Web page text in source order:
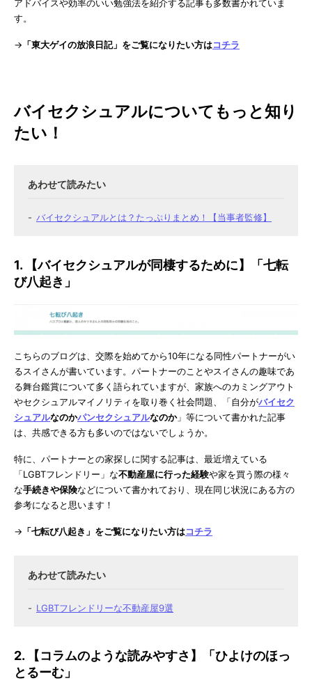
アドバイスや効率のいい勉強法を紹介する記事も多数書かれていま
す。
→ 「東大ゲイの放浪日記」をご覧になりたい方はコチラ
バイセクシュアルについてもっと知り
たい！
バイセクシュアルとは？たっぷりまとめ！【当事者監修】
1. 【バイセクシュアルが同棲するために】「七転
び八起き」
こちらのブログは、交際を始めてから10年になる同性パートナーがい
るスイさんが書いています。パートナーのことやスイさんの趣味であ
る舞台鑑賞について多く語られていますが、家族へのカミングアウト
やセクシュアルマイノリティを取り巻く社会問題、「自分がバイセク
シュアルなのかパンセクシュアルなのか」等について書かれた記事
は、共感できる方も多いのではないでしょうか。
特に、パートナーとの家探しに関する記事は、最近増えている
「LGBTフレンドリー」な不動産屋に行った経験や家を買う際の様々
な手続きや保険などについて書かれており、現在同じ状況にある方の
参考になると思います！
→ 「七転び八起き」をご覧になりたい方はコチラ
LGBTフレンドリーな不動産屋9選
2. 【コラムのような読みやすさ】「ひよけのほっ
とるーむ」